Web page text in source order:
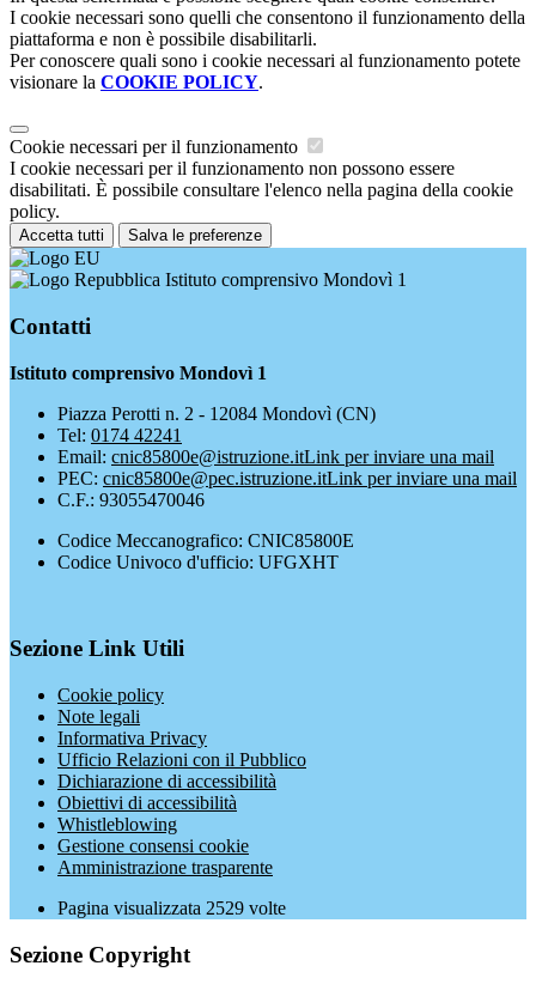
I cookie necessari sono quelli che consentono il funzionamento della
piattaforma e non è possibile disabilitarli.
Per conoscere quali sono i cookie necessari al funzionamento potete
visionare la COOKIE POLICY.
Cookie necessari per il funzionamento
I cookie necessari per il funzionamento non possono essere
disabilitati. È possibile consultare l'elenco nella pagina della cookie
policy.
Accetta tutti Salva le preferenze
Istituto comprensivo Mondovì 1
Contatti
Istituto comprensivo Mondovì 1
Piazza Perotti n. 2 - 12084 Mondovì (CN)
Tel: 0174 42241
Email: cnic85800e@istruzione.itLink per inviare una mail
PEC: cnic85800e@pec.istruzione.itLink per inviare una mail
C.F.: 93055470046
Codice Meccanografico: CNIC85800E
Codice Univoco d'ufficio: UFGXHT
Sezione Link Utili
Cookie policy
Note legali
Informativa Privacy
Ufficio Relazioni con il Pubblico
Dichiarazione di accessibilità
Obiettivi di accessibilità
Whistleblowing
Gestione consensi cookie
Amministrazione trasparente
Pagina visualizzata 2529 volte
Sezione Copyright